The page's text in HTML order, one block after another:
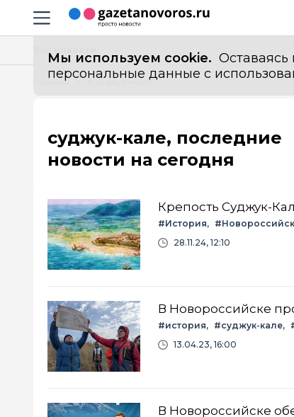
Навигация сайта
Мы используем cookie.
персональные данные с
Главная # суджук-кале
суджук-кале, последние
новости на сегодня
Крепость Суджук-
#История #Новороссийск
28.11.24, 12:10
В Новороссийске
#история #суджук-кале
13.04.23, 16:00
В Новороссийске